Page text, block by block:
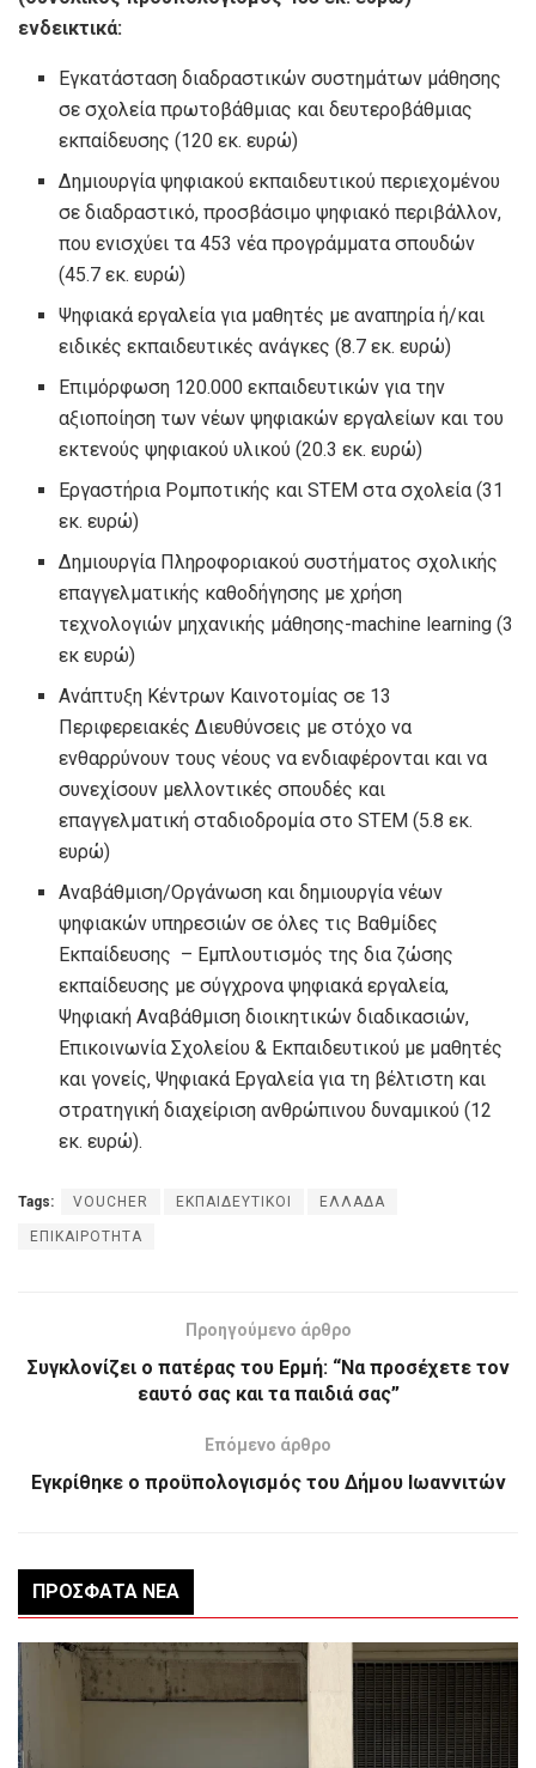
ενδεικτικά:
Εγκατάσταση διαδραστικών συστημάτων μάθησης
σε σχολεία πρωτοβάθμιας και δευτεροβάθμιας
εκπαίδευσης (120 εκ. ευρώ)
Δημιουργία ψηφιακού εκπαιδευτικού περιεχομένου
σε διαδραστικό, προσβάσιμο ψηφιακό περιβάλλον,
που ενισχύει τα 453 νέα προγράμματα σπουδών
(45.7 εκ. ευρώ)
Ψηφιακά εργαλεία για μαθητές με αναπηρία ή/και
ειδικές εκπαιδευτικές ανάγκες (8.7 εκ. ευρώ)
Επιμόρφωση 120.000 εκπαιδευτικών για την
αξιοποίηση των νέων ψηφιακών εργαλείων και του
εκτενούς ψηφιακού υλικού (20.3 εκ. ευρώ)
Εργαστήρια Ρομποτικής και STEM στα σχολεία (31
εκ. ευρώ)
Δημιουργία Πληροφοριακού συστήματος σχολικής
επαγγελματικής καθοδήγησης με χρήση
τεχνολογιών μηχανικής μάθησης-machine learning (3
εκ ευρώ)
Ανάπτυξη Κέντρων Καινοτομίας σε 13
Περιφερειακές Διευθύνσεις με στόχο να
ενθαρρύνουν τους νέους να ενδιαφέρονται και να
συνεχίσουν μελλοντικές σπουδές και
επαγγελματική σταδιοδρομία στο STEM (5.8 εκ.
ευρώ)
Αναβάθμιση/Οργάνωση και δημιουργία νέων
ψηφιακών υπηρεσιών σε όλες τις Βαθμίδες
Εκπαίδευσης – Εμπλουτισμός της δια ζώσης
εκπαίδευσης με σύγχρονα ψηφιακά εργαλεία,
Ψηφιακή Αναβάθμιση διοικητικών διαδικασιών,
Επικοινωνία Σχολείου & Εκπαιδευτικού με μαθητές
και γονείς, Ψηφιακά Εργαλεία για τη βέλτιστη και
στρατηγική διαχείριση ανθρώπινου δυναμικού (12
εκ. ευρώ).
Tags: VOUCHER ΕΚΠΑΙΔΕΥΤΙΚΟΙ ΕΛΛΑΔΑ
ΕΠΙΚΑΙΡΟΤΗΤΑ
Προηγούμενο άρθρο
Συγκλονίζει ο πατέρας του Ερμή: “Να προσέχετε τον
εαυτό σας και τα παιδιά σας”
Επόμενο άρθρο
Εγκρίθηκε ο προϋπολογισμός του Δήμου Ιωαννιτών
ΠΡΌΣΦΑΤΑ ΝΈΑ